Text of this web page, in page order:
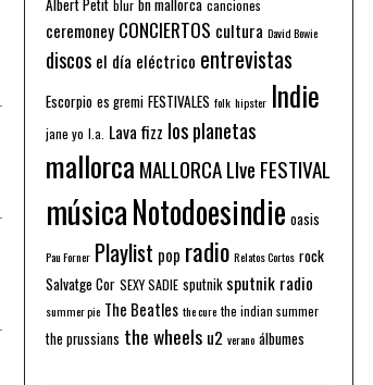
blur canciones
ceremoney CONCIERTOS cultura David Bowie
discos el día eléctrico entrevistas
Escorpio es gremi FESTIVALES folk hipster Indie
jane yo l.a. Lava fizz los planetas
mallorca MALLORCA LIve FESTIVAL
músicaNotodoesindie oasis
Pau Forner Playlist pop radio Relatos Cortos rock
Salvatge Cor SEXY SADIE sputnik sputnik radio
summer pie The Beatles the cure the indian summer
the prussians the wheels u2 verano álbumes